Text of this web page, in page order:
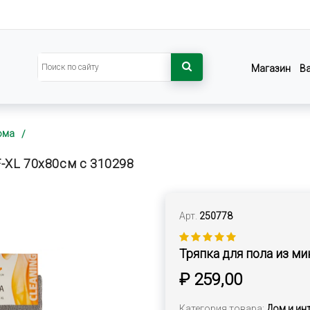
Магазин
70х80см с 310298
Арт. 250778
Тряпка для пола из
₽ 259,00